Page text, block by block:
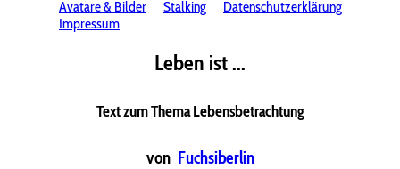
Avatare & Bilder
Stalking
Datenschutzerklärung
Impressum
Leben ist ...
Text zum Thema Lebensbetrachtung
von Fuchsiberlin